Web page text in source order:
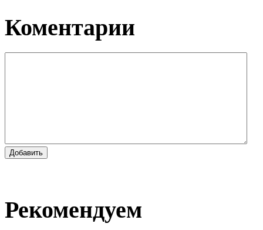
Коментарии
Добавить
Рекомендуем